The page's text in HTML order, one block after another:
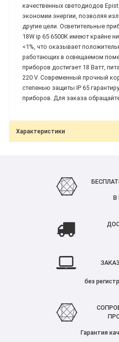
качественных светодиодов
экономии энергии, позволяя
другие цели. Осветительные
18W ip 65 6500К имеют крайне
<1%, что оказывает
работающих в освещаемом
приборов достигает 18 Ватт,
220 V. Современный прочный
степенью защиты IP 65
приборов. Для заказа
Характеристики
В
без
Гарантия